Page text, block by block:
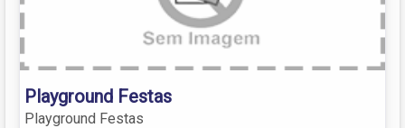
Playground Festas
Playground Festas